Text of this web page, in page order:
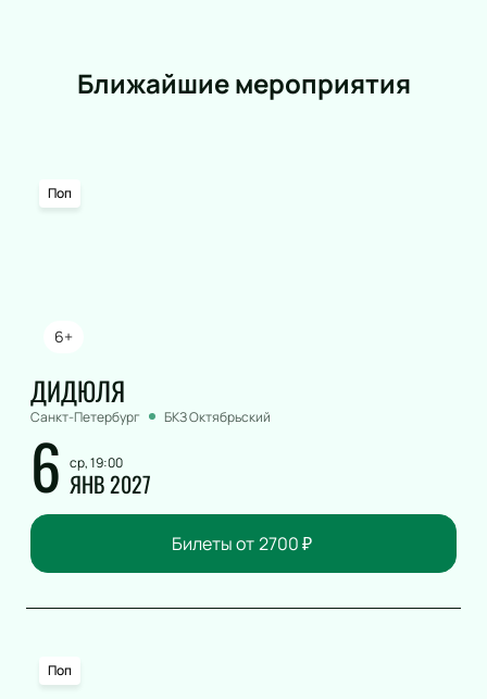
Ближайшие мероприятия
6+
Поп
ДИДЮЛЯ
Санкт-Петербург БКЗ Октябрьский
6 ср, 19:00
ЯНВ 2027
Билеты от 2700₽
Поп